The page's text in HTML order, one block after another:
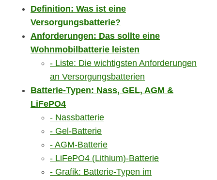
Definition: Was ist eine
Versorgungsbatterie?
Anforderungen: Das sollte eine
Wohnmobilbatterie leisten
Liste: Die wichtigsten Anforderungen
an Versorgungsbatterien
Batterie-Typen: Nass, GEL, AGM &
LiFePO4
Nassbatterie
Gel-Batterie
AGM-Batterie
LiFePO4 (Lithium)-Batterie
Grafik: Batterie-Typen im